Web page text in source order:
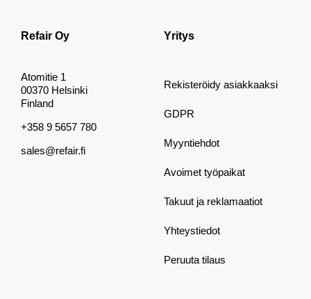
Refair Oy
Atomitie 1
00370 Helsinki
Finland
+358 9 5657 780
sales@refair.fi
Yritys
Rekisteröidy asiakkaaksi
GDPR
Myyntiehdot
Avoimet työpaikat
Takuut ja reklamaatiot
Yhteystiedot
Peruuta tilaus